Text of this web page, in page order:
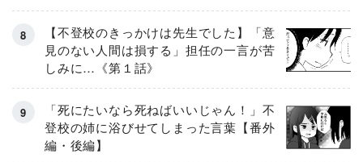
【不登校のきっかけは先生でした】「意
見のない人間は損する」担任の一言が苦
しみに…《第１話》
「死にたいなら死ねばいいじゃん！」不
登校の姉に浴びせてしまった言葉【番外
編・後編】